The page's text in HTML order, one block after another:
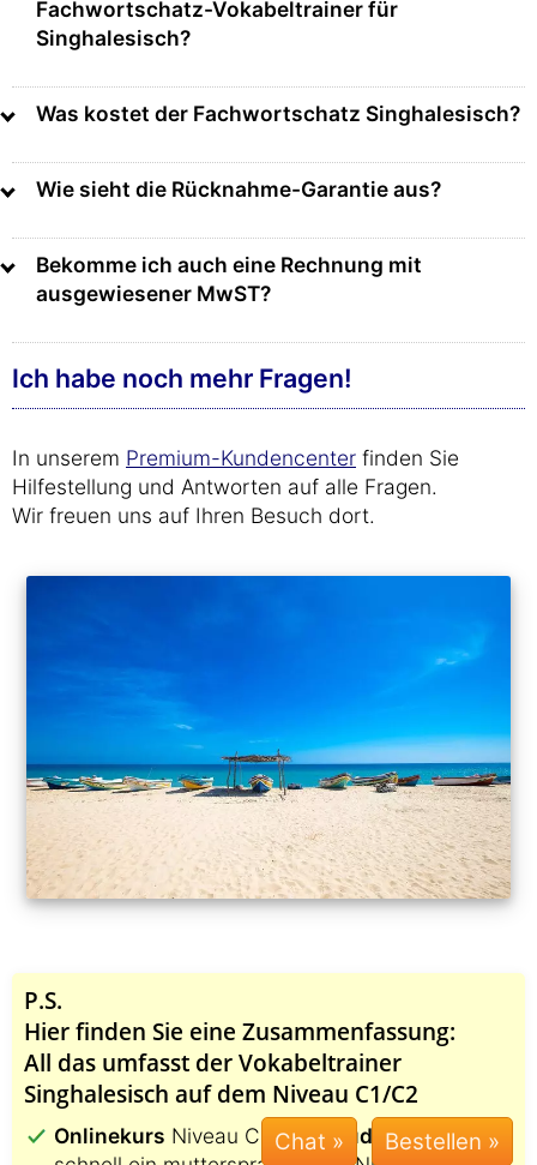
Fachwortschatz-Vokabeltrainer für
Singhalesisch?
Was kostet der Fachwortschatz Singhalesisch?
Wie sieht die Rücknahme-Garantie aus?
Bekomme ich auch eine Rechnung mit
ausgewiesener MwST?
Ich habe noch mehr Fragen!
In unserem Premium-Kundencenter finden Sie
Hilfestellung und Antworten auf alle Fragen.
Wir freuen uns auf Ihren Besuch dort.
P.S.
Hier finden Sie eine Zusammenfassung:
All das umfasst der Vokabeltrainer
Singhalesisch auf dem Niveau C1/C2
Onlinekurs Niveau C1/C2 + Audiotrainerum
Chat »